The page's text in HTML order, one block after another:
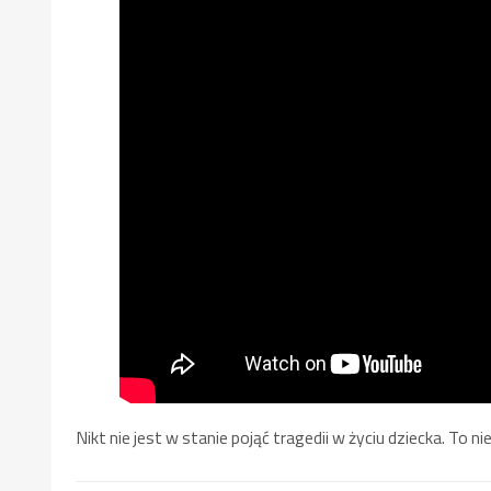
Nikt nie jest w stanie pojąć tragedii w życiu dziecka. To